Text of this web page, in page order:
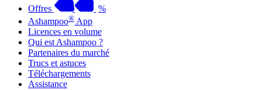
Offres
%
Ashampoo® App
Licences en volume
Qui est Ashampoo ?
Partenaires du marché
Trucs et astuces
Téléchargements
Assistance